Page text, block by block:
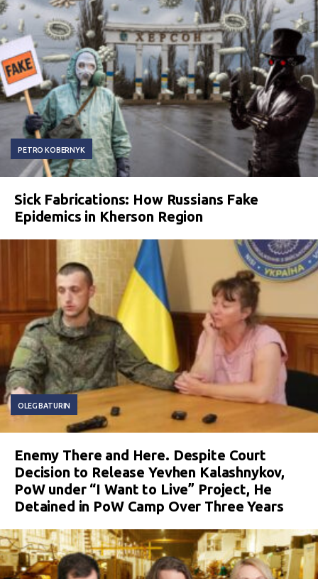
PETRO KOBERNYK
Sick Fabrications: How Russians Fake
Epidemics in Kherson Region
OLEG BATURIN
Enemy There and Here. Despite Court
Decision to Release Yevhen Kalashnykov,
PoW under “I Want to Live” Project, He
Detained in PoW Camp Over Three Years